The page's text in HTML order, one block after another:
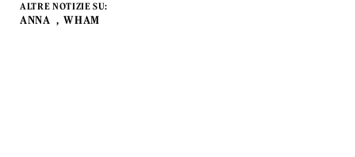
ALTRE NOTIZIE SU:
ANNA WHAM